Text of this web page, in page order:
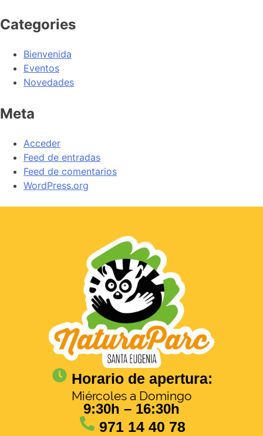
Categories
Bienvenida
Eventos
Novedades
Meta
Acceder
Feed de entradas
Feed de comentarios
WordPress.org
Horario de apertura:
Miércoles a Domingo
9:30h – 16:30h
971 14 40 78